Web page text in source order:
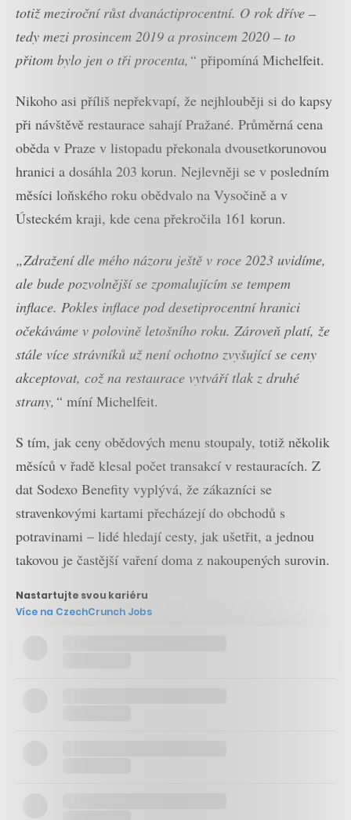
totiž meziroční růst dvanáctiprocentní. O rok dříve –
tedy mezi prosincem 2019 a prosincem 2020 – to
přitom bylo jen o tři procenta,“ připomíná Michelfeit.
Nikoho asi příliš nepřekvapí, že nejhlouběji si do kapsy
při návštěvě restaurace sahají Pražané. Průměrná cena
oběda v Praze v listopadu překonala dvousetkorunovou
hranici a dosáhla 203 korun. Nejlevněji se v posledním
měsíci loňského roku obědvalo na Vysočině a v
Ústeckém kraji, kde cena překročila 161 korun.
„Zdražení dle mého názoru ještě v roce 2023 uvidíme,
ale bude pozvolnější se zpomalujícím se tempem
inflace. Pokles inflace pod desetiprocentní hranici
očekáváme v polovině letošního roku. Zároveň platí, že
stále více strávníků už není ochotno zvyšující se ceny
akceptovat, což na restaurace vytváří tlak z druhé
strany,“ míní Michelfeit.
S tím, jak ceny obědových menu stoupaly, totiž několik
měsíců v řadě klesal počet transakcí v restauracích. Z
dat Sodexo Benefity vyplývá, že zákazníci se
stravenkovými kartami přecházejí do obchodů s
potravinami – lidé hledají cesty, jak ušetřit, a jednou
takovou je častější vaření doma z nakoupených surovin.
Nastartujte svou kariéru
Více na CzechCrunch Jobs